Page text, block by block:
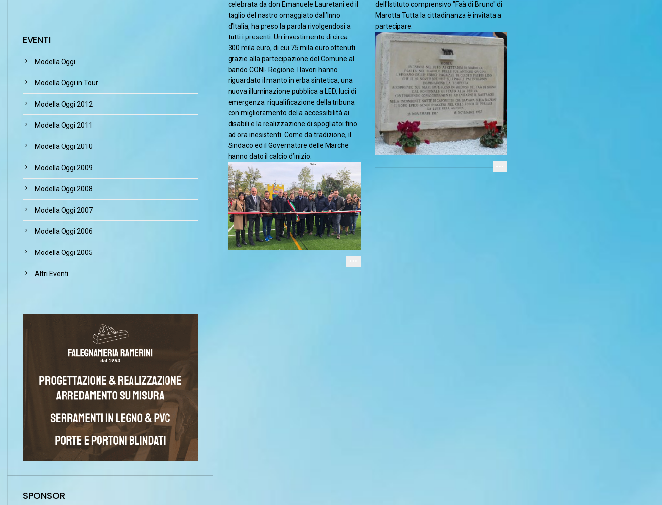
celebrata da don Emanuele Lauretani ed il
taglio del nastro omaggiato dall’Inno
d’Italia, ha preso la parola rivolgendosi a
tutti i presenti. Un investimento di circa
300 mila euro, di cui 75 mila euro ottenuti
grazie alla partecipazione del Comune al
bando CONI- Regione. I lavori hanno
riguardato il manto in erba sintetica, una
nuova illuminazione pubblica a LED, luci di
emergenza, riqualificazione della tribuna
con miglioramento della accessibilità ai
disabili e la realizzazione di spogliatoi fino
ad ora inesistenti. Come da tradizione, il
Sindaco ed il Governatore delle Marche
hanno dato il calcio d’inizio.
dell'Istituto comprensivo "Faà di Bruno" di
Marotta Tutta la cittadinanza è invitata a
partecipare.
EVENTI
Modella Oggi
Modella Oggi in Tour
Modella Oggi 2012
Modella Oggi 2011
Modella Oggi 2010
Modella Oggi 2009
Modella Oggi 2008
Modella Oggi 2007
Modella Oggi 2006
Modella Oggi 2005
Altri Eventi
SPONSOR